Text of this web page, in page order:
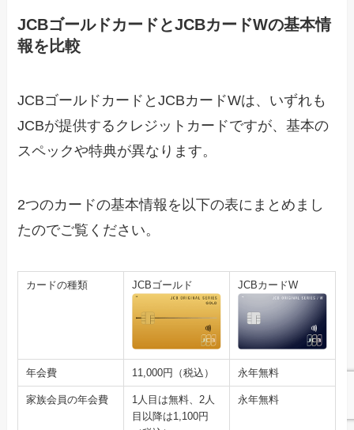
JCBゴールドカードとJCBカードWの基本情
報を比較
JCBゴールドカードとJCBカードWは、いずれも
JCBが提供するクレジットカードですが、基本の
スペックや特典が異なります。
2つのカードの基本情報を以下の表にまとめまし
たのでご覧ください。
カードの種類 JCBゴールド JCBカードW
年会費 11,000円（税込） 永年無料
家族会員の年会費
1人目は無料、2人
目以降は1,100円
永年無料